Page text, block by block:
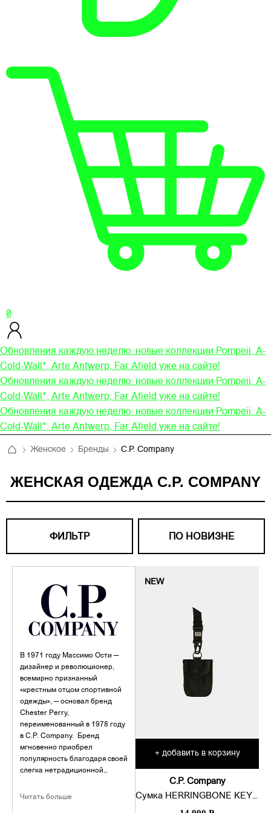
0
Обновления каждую неделю: новые коллекции Pompeii, A-
Cold-Wall*, Arte Antwerp, Far Afield уже на сайте!
Обновления каждую неделю: новые коллекции Pompeii, A-
Cold-Wall*, Arte Antwerp, Far Afield уже на сайте!
Обновления каждую неделю: новые коллекции Pompeii, A-
Cold-Wall*, Arte Antwerp, Far Afield уже на сайте!
Женское Бренды C.P. Company
ЖЕНСКАЯ ОДЕЖДА C.P. COMPANY
ФИЛЬТР ПО НОВИЗНЕ
В 1971 году Массимо Ости —
дизайнер и революционер,
всемирно признанный
«крестным отцом спортивной
одежды», — основал бренд
Chester Perry,
переименованный в 1978 году
в C.P. Company. Бренд
мгновенно приобрел
популярность благодаря своей
слегка нетрадиционной
функциональной мужской
Читать больше
NEW
+ добавить в корзину
C.P. Company
Сумка HERRINGBONE KEY CHAIN